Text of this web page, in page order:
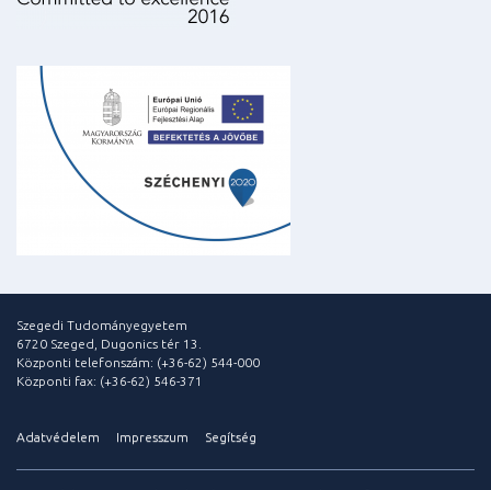
Szegedi Tudományegyetem
6720 Szeged, Dugonics tér 13.
Központi telefonszám: (+36-62) 544-000
Központi fax: (+36-62) 546-371
Adatvédelem Impresszum Segítség